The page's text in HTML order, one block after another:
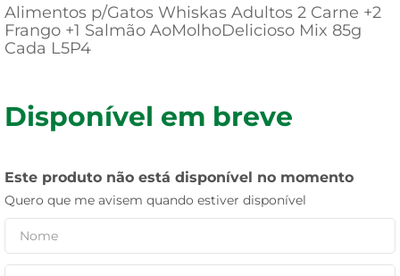
Alimentos p/Gatos Whiskas Adultos 2 Carne +2
Frango +1 Salmão AoMolhoDelicioso Mix 85g
Cada L5P4
Disponível em breve
Este produto não está disponível no momento
Quero que me avisem quando estiver disponível